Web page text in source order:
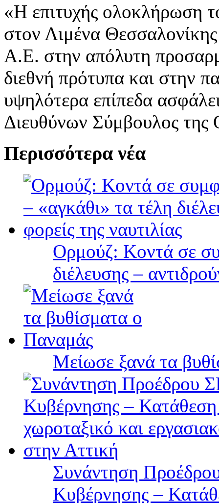
«Η επιτυχής ολοκλήρωση
στον Λιμένα
Α.Ε. στην απόλυτη
διεθνή πρότυπα και στην
υψηλότερα επίπεδα
Διευθύνων Σύμβουλος
Περισσότερα νέα
Ορμούζ: Κοντά σε
διέλευσης –
Μείωσε ξανά τα
Συνάντηση
Κυβέρνησης –